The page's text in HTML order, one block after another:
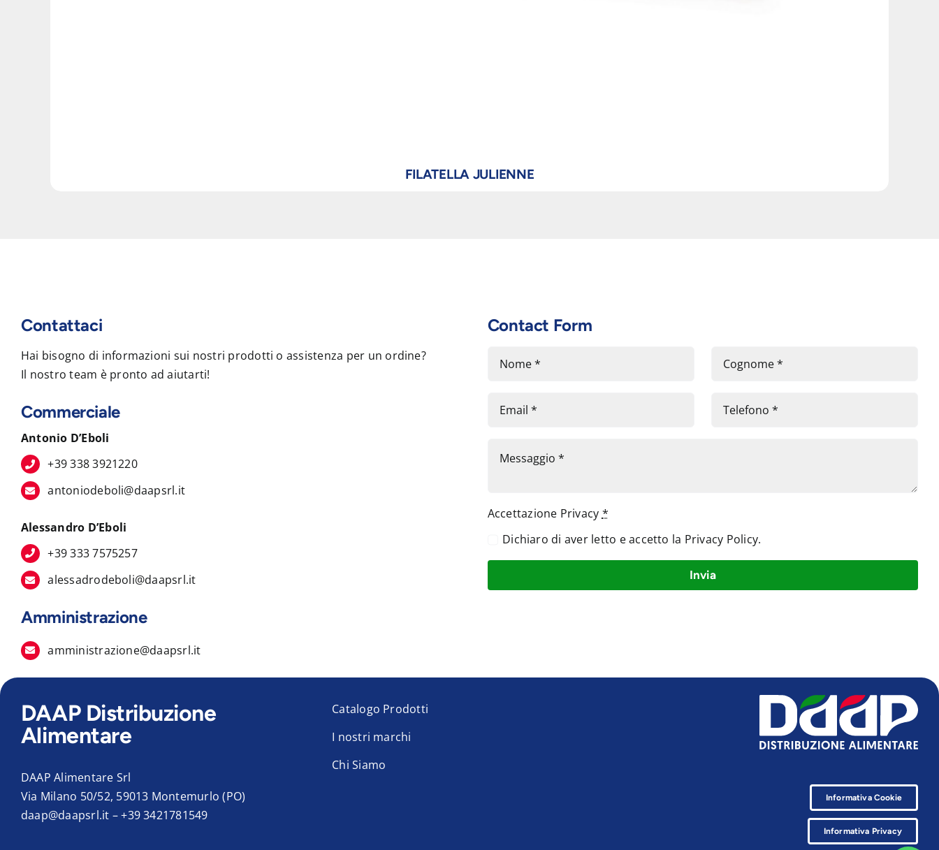
FILATELLA JULIENNE
Contattaci
Hai bisogno di informazioni sui nostri prodotti o assistenza per un ordine?
Il nostro team è pronto ad aiutarti!
Commerciale
Antonio D’Eboli
+39 338 3921220
antoniodeboli@daapsrl.it
Alessandro D’Eboli
+39 333 7575257
alessadrodeboli@daapsrl.it
Amministrazione
amministrazione@daapsrl.it
Contact Form
Accettazione Privacy *
Dichiaro di aver letto e accetto la Privacy Policy.
Invia
DAAP Distribuzione
Alimentare
DAAP Alimentare Srl
Via Milano 50/52, 59013 Montemurlo (PO)
daap@daapsrl.it –+39 3421781549
Catalogo Prodotti
I nostri marchi
Chi Siamo
Informativa Cookie
Informativa Privacy